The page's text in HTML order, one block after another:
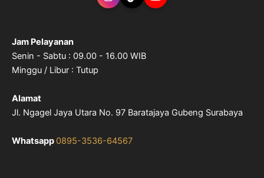
Jam Pelayanan
Senin - Sabtu : 09.00 - 16.00 WIB
Minggu / Libur : Tutup
Alamat
Jl. Ngagel Jaya Utara No. 97 Baratajaya Gubeng Surabaya
Whatsapp 0895-3536-64567